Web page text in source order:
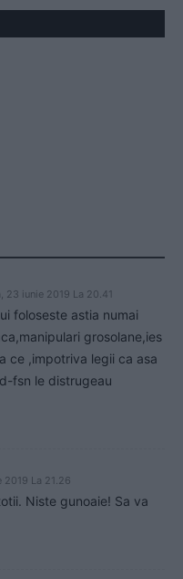
23 iunie 2019 La 20.41
foloseste astia numai
grosolane,ies
ce ,impotriva legii ca asa
fsn le distrugeau
2019 La 21.26
Niste gunoaie! Sa va